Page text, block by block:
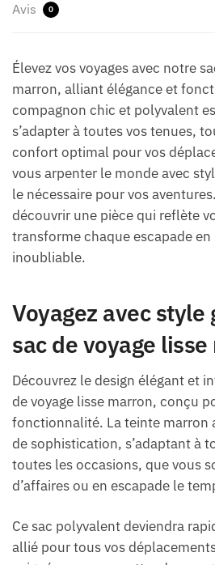
Avis 0
Élevez vos voyages avec notre
marron, alliant élégance et
compagnon chic et polyvalent
s’adapter à toutes vos tenues,
confort optimal pour vos
vous arpenter le monde avec
le nécessaire pour vos
découvrir une pièce qui reflète
transforme chaque escapade
inoubliable.
Voyagez avec style
sac de voyage
Découvrez le design élégant et
de voyage lisse marron, conçu
fonctionnalité. La teinte marron
de sophistication, s’adaptant à
toutes les occasions, que vous
d’affaires ou en escapade le
Ce sac polyvalent deviendra
allié pour tous vos